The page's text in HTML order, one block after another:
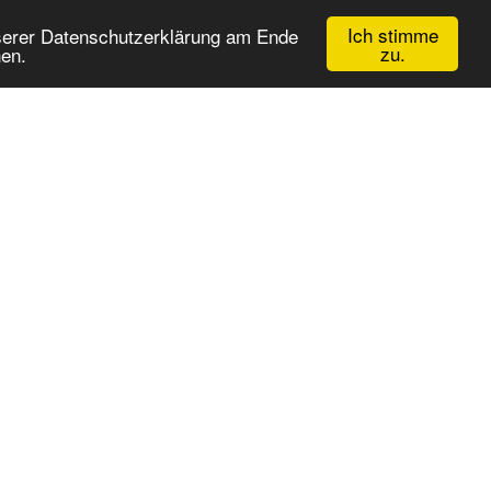
Ich stimme
zu.
Datenschutzerklärung am Ende